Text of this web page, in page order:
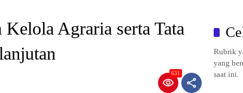
Kelola Agraria serta Tata
631
Rubrik
yang
saat ini.